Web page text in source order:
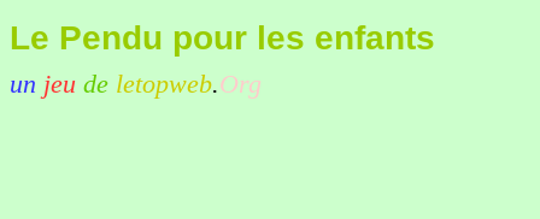
Le Pendu pour les enfants
un jeu de letopweb.Org